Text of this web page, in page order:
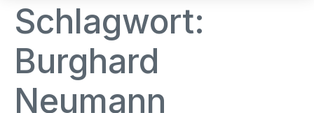
Schlagwort:
Burghard
Neumann